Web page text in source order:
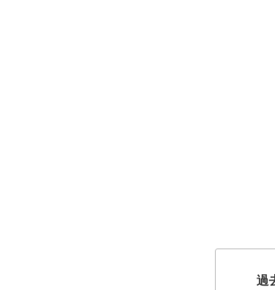
過